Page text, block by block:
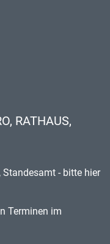
RATHAUS,
Standesamt - bitte hier
Terminen im